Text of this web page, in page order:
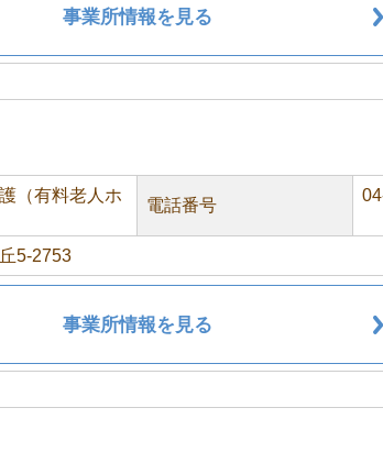
事業所情報を見る
（有料老人ホ
電話番号
5-2753
事業所情報を見る